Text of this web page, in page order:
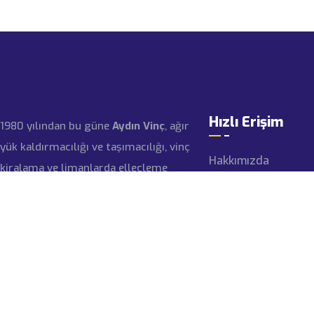
1980 yılından bu güne Aydın Vinç, ağır
yük kaldırmacılığı ve taşımacılığı, vinç
kiralama ve limanlarda elleçleme
Hızlı Erişim
Hakkımızda